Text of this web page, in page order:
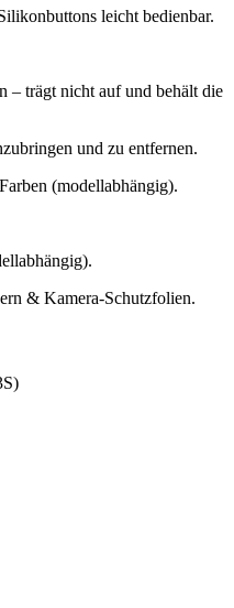
leicht bedienbar.
– trägt nicht auf und behält die
und zu entfernen.
(modellabhängig).
& Kamera-Schutzfolien.